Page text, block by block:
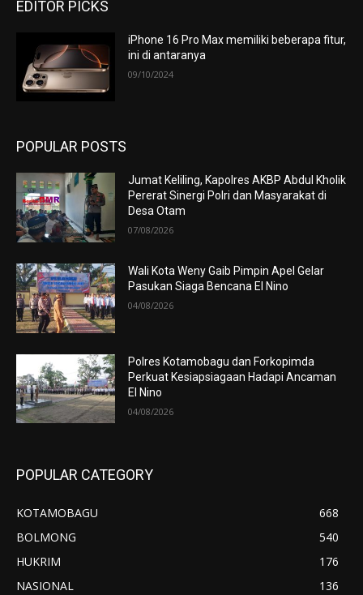
EDITOR PICKS
iPhone 16 Pro Max memiliki beberapa fitur,
ini di antaranya
09/10/2024
POPULAR POSTS
Jumat Keliling, Kapolres AKBP Abdul Kholik
Pererat Sinergi Polri dan Masyarakat di
Desa Otam
07/08/2026
Wali Kota Weny Gaib Pimpin Apel Gelar
Pasukan Siaga Bencana El Nino
04/08/2026
Polres Kotamobagu dan Forkopimda
Perkuat Kesiapsiagaan Hadapi Ancaman
El Nino
04/08/2026
POPULAR CATEGORY
KOTAMOBAGU
668
BOLMONG
540
HUKRIM
176
NASIONAL
136